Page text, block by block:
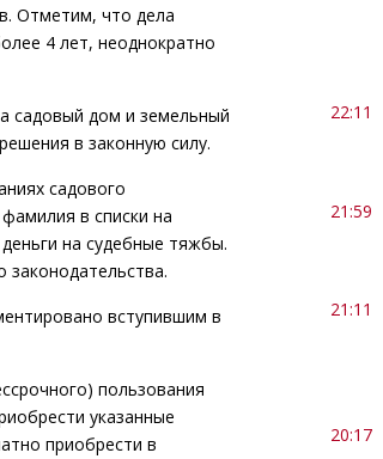
Отметим, что дела
4 лет, неоднократно
садовый дом и земельный
в законную силу.
садового
в списки на
на судебные тяжбы.
вступившим в
пользования
указанные
приобрести в
22:11
21:59
21:11
20:17